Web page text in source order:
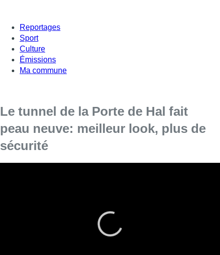
Reportages
Sport
Culture
Émissions
Ma commune
Le tunnel de la Porte de Hal fait
peau neuve: meilleur look, plus de
sécurité
encore rester fermé de nuit pendant quelques semaines
pour les derniers réglages et tests, mais il sera ouvert de
manière permanente à partir du mois de février.